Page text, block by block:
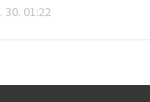
위해서 만든 우드워스 개인
수 있다. 이후 많은 심리학자
정상인을 손쉽게 빨리 변별함
하..
외적, 객관적 원인 설명을 심
은 사회적 관심인 사회복리
고 강조하였다. 즉, 그에 따르
30. 01:22